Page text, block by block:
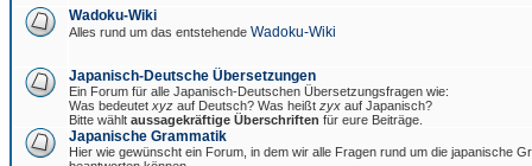
Wadoku-Wiki
Alles rund um das entstehende Wadoku-Wiki
Japanisch-Deutsche Übersetzungen
Ein Forum für alle Japanisch-Deutschen Übersetzungsfragen wie:
Was bedeutet xyz auf Deutsch? Was heißt zyx auf Japanisch?
Bitte wählt aussagekräftige Überschriften für eure Beiträge.
Japanische Grammatik
Hier wie gewünscht ein Forum, in dem wir alle Fragen rund um die japanische